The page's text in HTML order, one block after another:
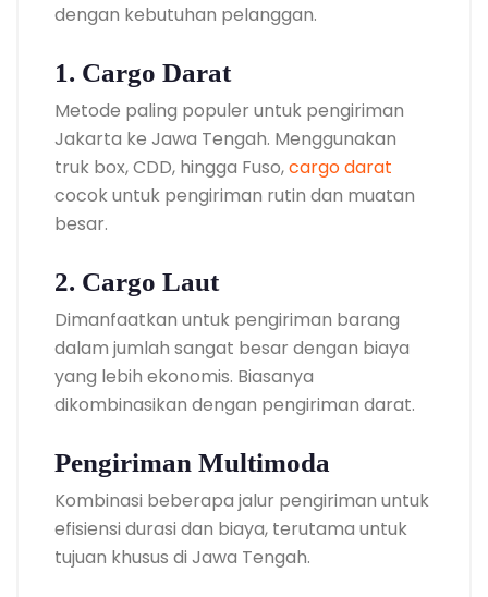
dengan kebutuhan pelanggan.
1. Cargo Darat
Metode paling populer untuk pengiriman
Jakarta ke Jawa Tengah. Menggunakan
truk box, CDD, hingga Fuso,cargo darat
cocok untuk pengiriman rutin dan muatan
besar.
2. Cargo Laut
Dimanfaatkan untuk pengiriman barang
dalam jumlah sangat besar dengan biaya
yang lebih ekonomis. Biasanya
dikombinasikan dengan pengiriman darat.
Pengiriman Multimoda
Kombinasi beberapa jalur pengiriman untuk
efisiensi durasi dan biaya, terutama untuk
tujuan khusus di Jawa Tengah.